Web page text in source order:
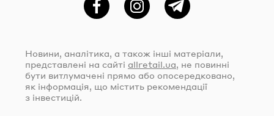
ФейсбукInstagramTelegram
Новини, аналітика, а також інші матеріали,
представлені на сайті allretail.ua, не повинні
бути витлумачені прямо або опосередковано,
як інформація, що містить рекомендації
з інвестицій.